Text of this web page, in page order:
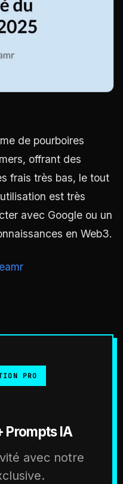
de pourboires
offrant des
frais très bas, le tout
est très
avec Google ou un
en Web3.
PRO
Prompts IA
avec notre